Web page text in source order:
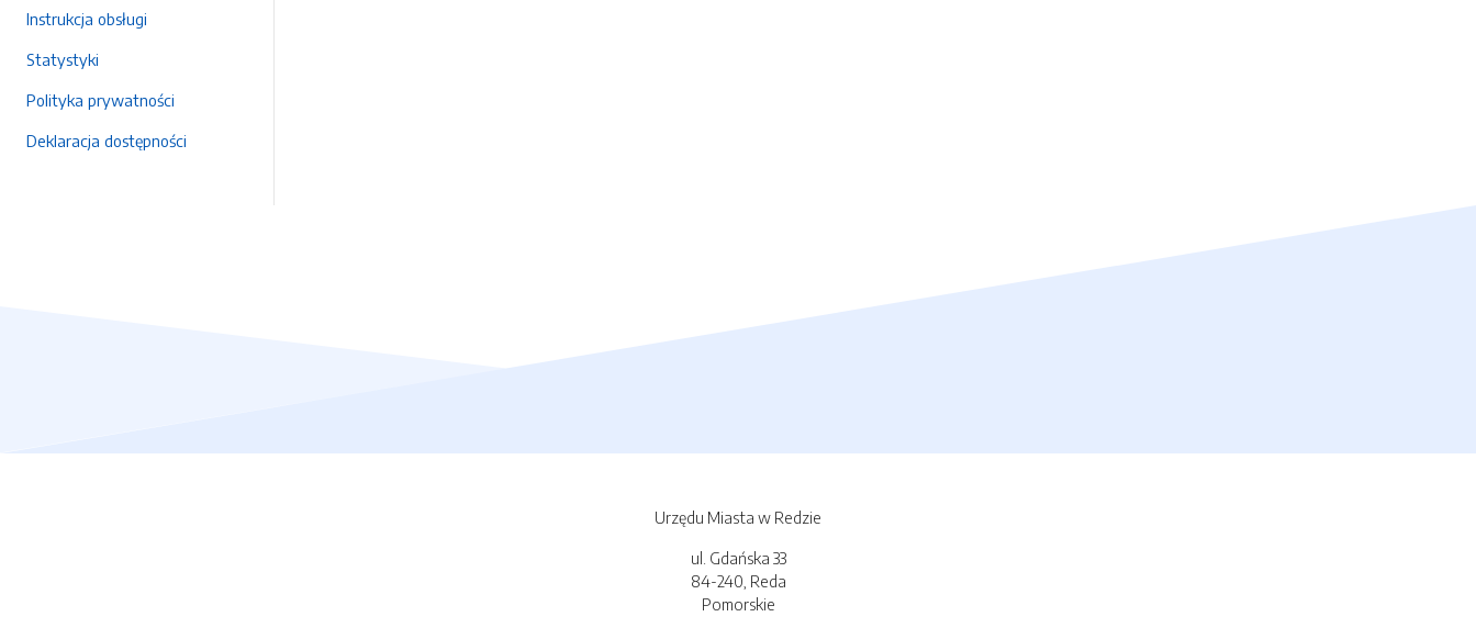
Instrukcja obsługi
Statystyki
Polityka prywatności
Deklaracja dostępności
Urzędu Miasta w Redzie
ul. Gdańska 33
84-240, Reda
Pomorskie